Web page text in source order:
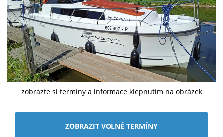
zobrazte si termíny a informace klepnutím na obrázek
ZOBRAZIT VOLNÉ TERMÍNY